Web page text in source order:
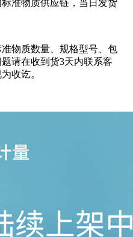
准物质供应链，当日发货
物质数量、规格型号、包
请在收到货3天内联系客
收讫。